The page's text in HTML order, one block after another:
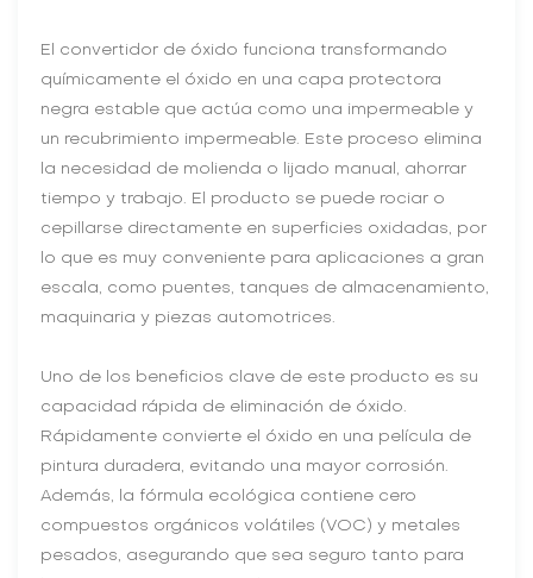
El convertidor de óxido funciona transformando
químicamente el óxido en una capa protectora
negra estable que actúa como una impermeable y
un recubrimiento impermeable. Este proceso elimina
la necesidad de molienda o lijado manual, ahorrar
tiempo y trabajo. El producto se puede rociar o
cepillarse directamente en superficies oxidadas, por
lo que es muy conveniente para aplicaciones a gran
escala, como puentes, tanques de almacenamiento,
maquinaria y piezas automotrices.
Uno de los beneficios clave de este producto es su
capacidad rápida de eliminación de óxido.
Rápidamente convierte el óxido en una película de
pintura duradera, evitando una mayor corrosión.
Además, la fórmula ecológica contiene cero
compuestos orgánicos volátiles (VOC) y metales
pesados, asegurando que sea seguro tanto para